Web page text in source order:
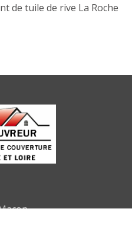
de tuile de rive La Roche